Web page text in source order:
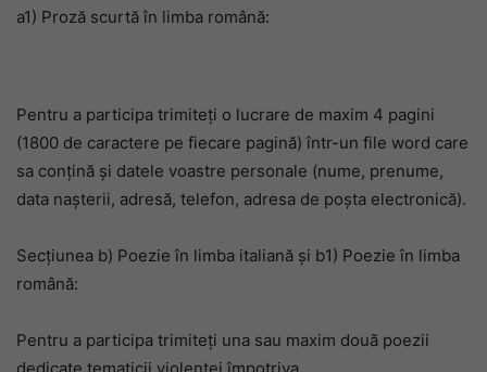
a1) Proză scurtă în limba română:
Pentru a participa trimiteți o lucrare de maxim 4 pagini
(1800 de caractere pe fiecare pagină) într-un file word care
sa conțină și datele voastre personale (nume, prenume,
data nașterii, adresă, telefon, adresa de poșta electronică).
Secțiunea b) Poezie în limba italiană și b1) Poezie în limba
română:
Pentru a participa trimiteți una sau maxim două poezii